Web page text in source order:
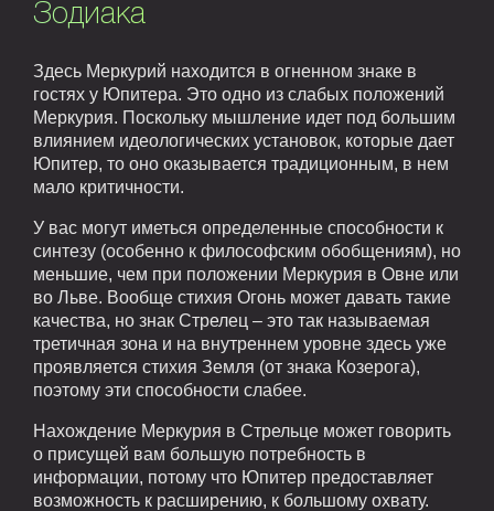
Зодиака
Здесь Меркурий находится в огненном знаке в
гостях у Юпитера. Это одно из слабых положений
Меркурия. Поскольку мышление идет под большим
влиянием идеологических установок, которые дает
Юпитер, то оно оказывается традиционным, в нем
мало критичности.
У вас могут иметься определенные способности к
синтезу (особенно к философским обобщениям), но
меньшие, чем при положении Меркурия в Овне или
во Льве. Вообще стихия Огонь может давать такие
качества, но знак Стрелец – это так называемая
третичная зона и на внутреннем уровне здесь уже
проявляется стихия Земля (от знака Козерога),
поэтому эти способности слабее.
Нахождение Меркурия в Стрельце может говорить
о присущей вам большую потребность в
информации, потому что Юпитер предоставляет
возможность к расширению, к большому охвату.